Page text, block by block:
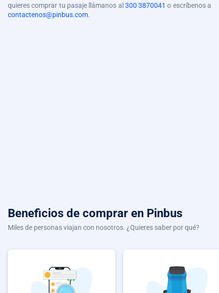
quieres comprar tu pasaje llámanos al 300 3870041 o escríbenos a
contactenos@pinbus.com.
Beneficios de comprar en Pinbus
Miles de personas viajan con nosotros. ¿Quieres saber por qué?